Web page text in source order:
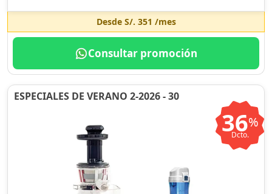
Desde S/. 351 /mes
Consultar promoción
ESPECIALES DE VERANO 2-2026 - 30
36%
Dcto.